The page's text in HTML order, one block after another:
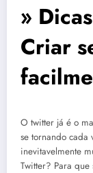
»
Criar
O twitter já é o
se tornando cada
inevitavelmente
Twitter? Para